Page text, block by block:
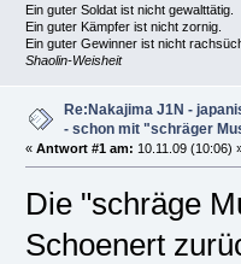
Ein guter Soldat ist nicht gewalttätig.
Ein guter Kämpfer ist nicht zornig.
Ein guter Gewinner ist nicht
Shaolin-Weisheit
Re:Nakajima J1N -
- schon mit "schräger
« Antwort #1 am: 10.11.09 (10:06)
Die "schräge
Schoenert